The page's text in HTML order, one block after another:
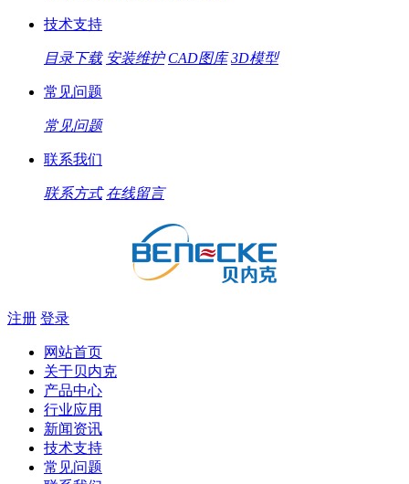
技术支持
目录下载 安装维护 CAD图库 3D模型
常见问题
常见问题
联系我们
联系方式 在线留言
注册 登录
网站首页
关于贝内克
产品中心
行业应用
新闻资讯
技术支持
常见问题